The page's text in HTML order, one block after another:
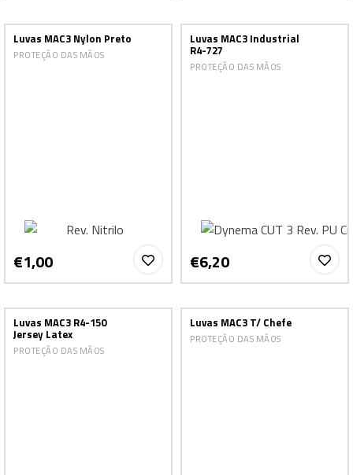
Luvas MAC3 Nylon Preto
PROTEÇÃO DAS MÃOS
€1,00
Luvas MAC3 Industrial
R4-727
PROTEÇÃO DAS MÃOS
€6,20
Luvas MAC3 R4-150
Jersey Latex
PROTEÇÃO DAS MÃOS
Luvas MAC3 T/ Chefe
PROTEÇÃO DAS MÃOS